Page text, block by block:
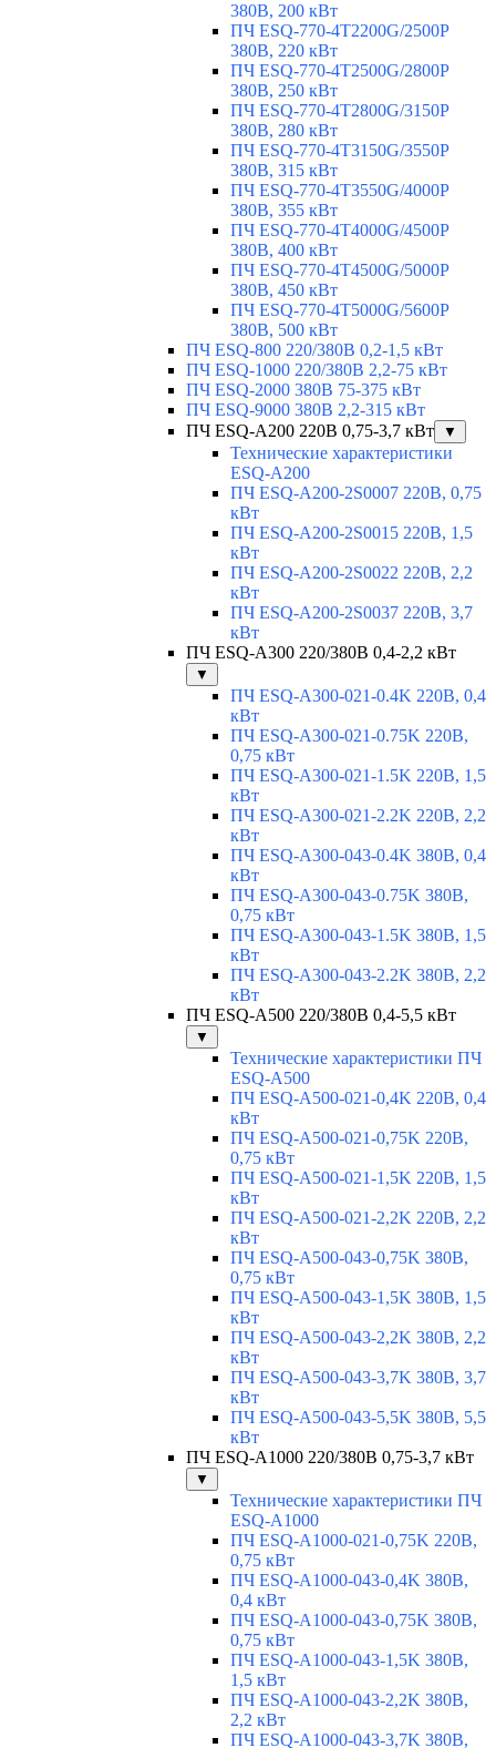
380В, 200 кВт
ПЧ ESQ-770-4T2200G/2500P
380В, 220 кВт
ПЧ ESQ-770-4T2500G/2800P
380В, 250 кВт
ПЧ ESQ-770-4T2800G/3150P
380В, 280 кВт
ПЧ ESQ-770-4T3150G/3550P
380В, 315 кВт
ПЧ ESQ-770-4T3550G/4000P
380В, 355 кВт
ПЧ ESQ-770-4T4000G/4500P
380В, 400 кВт
ПЧ ESQ-770-4T4500G/5000P
380В, 450 кВт
ПЧ ESQ-770-4T5000G/5600P
380В, 500 кВт
ПЧ ESQ-800 220/380В 0,2-1,5 кВт
ПЧ ESQ-1000 220/380В 2,2-75 кВт
ПЧ ESQ-2000 380В 75-375 кВт
ПЧ ESQ-9000 380В 2,2-315 кВт
ПЧ ESQ-A200 220В 0,75-3,7 кВт
▼
Технические характеристики
ESQ-A200
ПЧ ESQ-A200-2S0007 220В, 0,75
кВт
ПЧ ESQ-A200-2S0015 220В, 1,5
кВт
ПЧ ESQ-A200-2S0022 220В, 2,2
кВт
ПЧ ESQ-A200-2S0037 220В, 3,7
кВт
ПЧ ESQ-A300 220/380В 0,4-2,2 кВт
▼
ПЧ ESQ-A300-021-0.4K 220В, 0,4
кВт
ПЧ ESQ-A300-021-0.75K 220В,
0,75 кВт
ПЧ ESQ-A300-021-1.5K 220В, 1,5
кВт
ПЧ ESQ-A300-021-2.2K 220В, 2,2
кВт
ПЧ ESQ-A300-043-0.4K 380В, 0,4
кВт
ПЧ ESQ-A300-043-0.75K 380В,
0,75 кВт
ПЧ ESQ-A300-043-1.5K 380В, 1,5
кВт
ПЧ ESQ-A300-043-2.2K 380В, 2,2
кВт
ПЧ ESQ-A500 220/380В 0,4-5,5 кВт
▼
Технические характеристики ПЧ
ESQ-A500
ПЧ ESQ-A500-021-0,4K 220В, 0,4
кВт
ПЧ ESQ-A500-021-0,75K 220В,
0,75 кВт
ПЧ ESQ-A500-021-1,5K 220В, 1,5
кВт
ПЧ ESQ-A500-021-2,2K 220В, 2,2
кВт
ПЧ ESQ-A500-043-0,75K 380В,
0,75 кВт
ПЧ ESQ-A500-043-1,5K 380В, 1,5
кВт
ПЧ ESQ-A500-043-2,2K 380В, 2,2
кВт
ПЧ ESQ-A500-043-3,7K 380В, 3,7
кВт
ПЧ ESQ-A500-043-5,5K 380В, 5,5
кВт
ПЧ ESQ-A1000 220/380В 0,75-3,7 кВт
▼
Технические характеристики ПЧ
ESQ-A1000
ПЧ ESQ-A1000-021-0,75K 220В,
0,75 кВт
ПЧ ESQ-A1000-043-0,4K 380В,
0,4 кВт
ПЧ ESQ-A1000-043-0,75K 380В,
0,75 кВт
ПЧ ESQ-A1000-043-1,5K 380В,
1,5 кВт
ПЧ ESQ-A1000-043-2,2K 380В,
2,2 кВт
ПЧ ESQ-A1000-043-3,7K 380В,